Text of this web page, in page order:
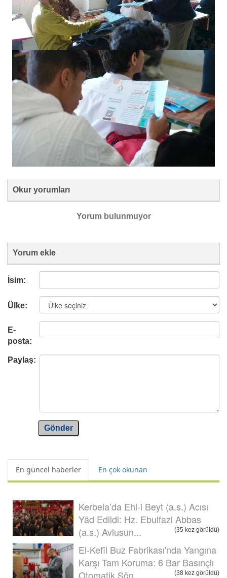
Okur yorumları
Yorum bulunmuyor
Yorum ekle
İsim:
Ülke:
E-
posta:
Paylaş:
Gönder
En güncel haberler En çok okunan
Kerbela’da Ehl-i Beyt (a.s.) Acısı
Yâd Edildi: Hz. Ebulfazl Abbas
(a.s.) Avlusun...
(35 kez görüldü)
El-Kefîl Buz Fabrikası'nda Yangına
Karşı Tam Koruma: 6 Bar Basınçlı
Otomatik Sön...
(38 kez görüldü)